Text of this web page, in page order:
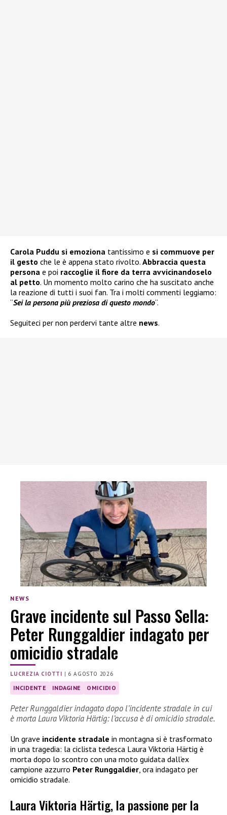
Carola Puddu si emoziona tantissimo e si commuove per
il gesto che le è appena stato rivolto. Abbraccia questa
persona e poi raccoglie il fiore da terra avvicinandoselo
al petto. Un momento molto carino che ha suscitato anche
la reazione di tutti i suoi fan. Tra i molti commenti leggiamo:
“Sei la persona più preziosa di questo mondo“.
Seguiteci per non perdervi tante altre news.
NEWS
Grave incidente sul Passo Sella:
Peter Runggaldier indagato per
omicidio stradale
LUCREZIA CIOTTI | 6 AGOSTO 2026
INCIDENTE INDAGINE OMICIDIO
Peter Runggaldier indagato dopo l’incidente stradale in cui
è morta Laura Viktoria Härtig: l’accusa è di omicidio stradale.
Un grave incidente stradale in montagna si è trasformato
in una tragedia: la ciclista tedesca Laura Viktoria Härtig è
morta dopo lo scontro con una moto guidata dall’ex
campione azzurro Peter Runggaldier, ora indagato per
omicidio stradale.
Laura Viktoria Härtig, la passione per la